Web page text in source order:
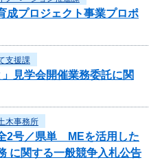
成プロジェクト事業プロポ
支援課
見学会開催業務委託に関
木事務所
2号／県単 MEを活用した
に関する一般競争入札公告